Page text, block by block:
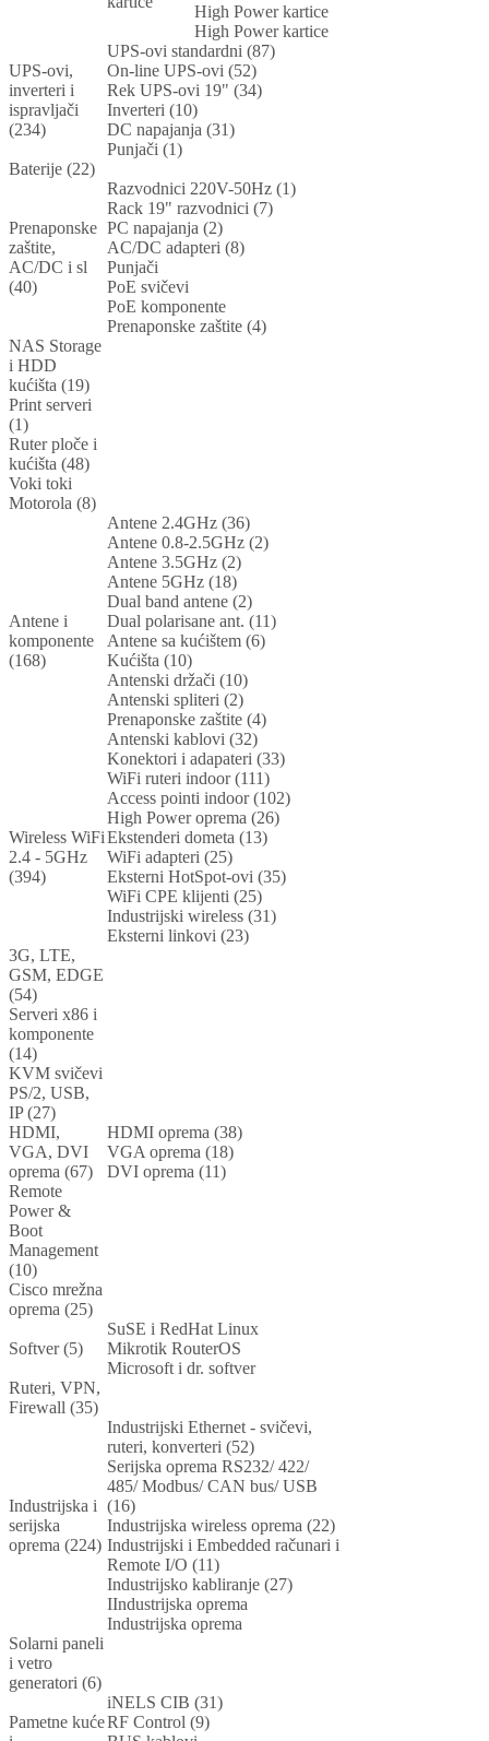
High Power kartice
High Power kartice
UPS-ovi,
inverteri i
ispravljači
(234)
UPS-ovi standardni (87)
On-line UPS-ovi (52)
Rek UPS-ovi 19" (34)
Inverteri (10)
DC napajanja (31)
Punjači (1)
Baterije (22)
Prenaponske
zaštite,
AC/DC i sl
(40)
Razvodnici 220V-50Hz (1)
Rack 19" razvodnici (7)
PC napajanja (2)
AC/DC adapteri (8)
Punjači
PoE svičevi
PoE komponente
Prenaponske zaštite (4)
NAS Storage
i HDD
kućišta (19)
Print serveri
(1)
Ruter ploče i
kućišta (48)
Voki toki
Motorola (8)
Antene i
komponente
(168)
Antene 2.4GHz (36)
Antene 0.8-2.5GHz (2)
Antene 3.5GHz (2)
Antene 5GHz (18)
Dual band antene (2)
Dual polarisane ant. (11)
Antene sa kućištem (6)
Kućišta (10)
Antenski držači (10)
Antenski spliteri (2)
Prenaponske zaštite (4)
Antenski kablovi (32)
Konektori i adapateri (33)
Wireless WiFi
2.4 - 5GHz
(394)
WiFi ruteri indoor (111)
Access pointi indoor (102)
High Power oprema (26)
Ekstenderi dometa (13)
WiFi adapteri (25)
Eksterni HotSpot-ovi (35)
WiFi CPE klijenti (25)
Industrijski wireless (31)
Eksterni linkovi (23)
3G, LTE,
GSM, EDGE
(54)
Serveri x86 i
komponente
(14)
KVM svičevi
PS/2, USB,
IP (27)
HDMI,
VGA, DVI
oprema (67)
HDMI oprema (38)
VGA oprema (18)
DVI oprema (11)
Remote
Power &
Boot
Management
(10)
Cisco mrežna
oprema (25)
Softver (5)
SuSE i RedHat Linux
Mikrotik RouterOS
Microsoft i dr. softver
Ruteri, VPN,
Firewall (35)
Industrijska i
serijska
oprema (224)
Industrijski Ethernet - svičevi,
ruteri, konverteri (52)
Serijska oprema RS232/ 422/
485/ Modbus/ CAN bus/ USB
(16)
Industrijska wireless oprema (22)
Industrijski i Embedded računari i
Remote I/O (11)
Industrijsko kabliranje (27)
IIndustrijska oprema
Industrijska oprema
Solarni paneli
i vetro
generatori (6)
Pametne kuće
iNELS CIB (31)
RF Control (9)